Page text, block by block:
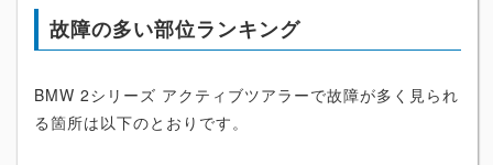
故障の多い部位ランキング
BMW 2シリーズ アクティブツアラーで故障が多く見られ
る箇所は以下のとおりです。